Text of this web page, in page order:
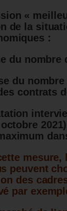
«
de la
:
du nombre
du
contrats
mesure,
peuvent
des
par